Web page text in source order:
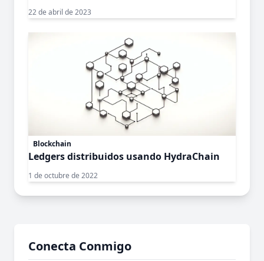
22 de abril de 2023
Blockchain
Ledgers distribuidos usando HydraChain
1 de octubre de 2022
Conecta Conmigo